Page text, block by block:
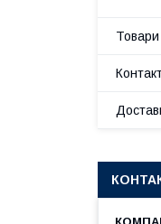
Товари